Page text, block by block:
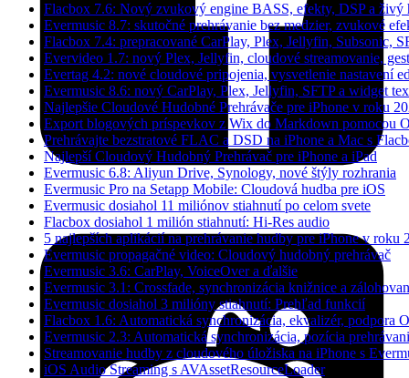
Flacbox 7.6: Nový zvukový engine BASS, efekty, DSP a živý
Evermusic 8.7: skutočné prehrávanie bez medzier, zvukové
Flacbox 7.4: prepracované CarPlay, Plex, Jellyfin, Subsonic,
Evervideo 1.7: nový Plex, Jellyfin, cloudové streamovanie,
Evertag 4.2: nové cloudové pripojenia, vysvetlenie nastavení
Evermusic 8.6: nový CarPlay, Plex, Jellyfin, SFTP a widget
Najlepšie Cloudové Hudobné Prehrávače pre iPhone v roku
Export blogových príspevkov z Wix do Markdown pomocou
Prehrávajte bezstratové FLAC a DSD na iPhone a Mac s
Najlepší Cloudový Hudobný Prehrávač pre iPhone a iPad
Evermusic 6.8: Aliyun Drive, Synology, nové štýly rozhrania
Evermusic Pro na Setapp Mobile: Cloudová hudba pre iOS
Evermusic dosiahol 11 miliónov stiahnutí po celom svete
Flacbox dosiahol 1 milión stiahnutí: Hi-Res audio
5 najlepších aplikácií na prehrávanie hudby pre iPhone v roku
Evermusic propagačné video: Cloudový hudobný prehrávač
Evermusic 3.6: CarPlay, VoiceOver a ďalšie
Evermusic 3.1: Crossfade, synchronizácia knižnice a
Evermusic dosiahol 3 milióny stiahnutí: Prehľad funkcií
Flacbox 1.6: Automatická synchronizácia, ekvalizér, podpora
Evermusic 2.3: Automatická synchronizácia, pozícia
Streamovanie hudby z cloudového úložiska na iPhone s
iOS Audio Streaming s AVAssetResourceLoader